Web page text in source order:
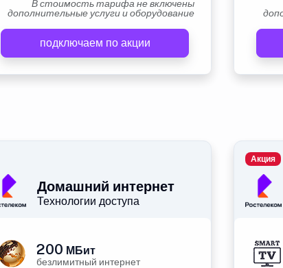
В стоимость тарифа не включены
дополнительные услуги и оборудование
подключаем по акции
Домашний интернет
Технологии доступа
200 МБит
безлимитный интернет
Акция